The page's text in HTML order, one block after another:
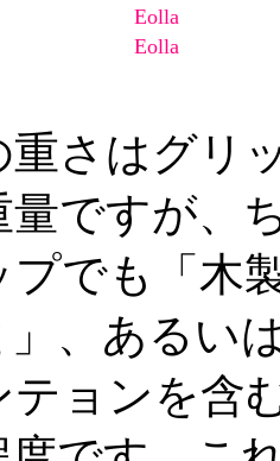
Eolla
Eolla
さはグリ
量ですが、
プでも「木
」、あるい
テョンを含